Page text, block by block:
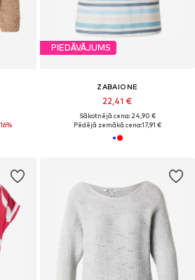
PIEDĀVĀJUMS
ZABAIONE
22,41 €
Sākotnējā cena: 24,90 €
Pēdējā zemākā cena:17,91 €